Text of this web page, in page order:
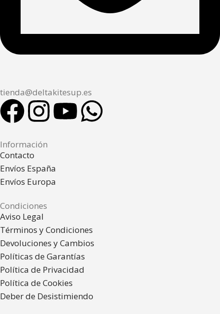
tienda@deltakitesup.es
Información
Contacto
Envíos España
Envíos Europa
Condiciones
Aviso Legal
Términos y Condiciones
Devoluciones y Cambios
Políticas de Garantías
Política de Privacidad
Política de Cookies
Deber de Desistimiendo